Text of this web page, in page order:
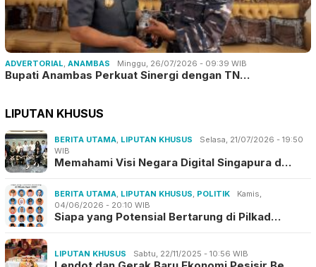
ADVERTORIAL, ANAMBAS Minggu, 26/07/2026 - 09:39 WIB
Bupati Anambas Perkuat Sinergi dengan TN…
LIPUTAN KHUSUS
BERITA UTAMA, LIPUTAN KHUSUS
Selasa, 21/07/2026 - 19:50
WIB
Memahami Visi Negara Digital Singapura d…
BERITA UTAMA, LIPUTAN KHUSUS, POLITIK
Kamis,
04/06/2026 - 20:10 WIB
Siapa yang Potensial Bertarung di Pilkad…
LIPUTAN KHUSUS Sabtu, 22/11/2025 - 10:56 WIB